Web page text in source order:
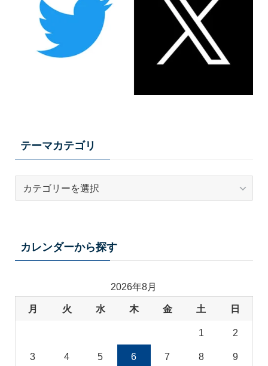
テーマカテゴリ
カレンダーから探す
2026年8月
月 火 水 木 金 土 日
1 2
3 4 5 6 7 8 9